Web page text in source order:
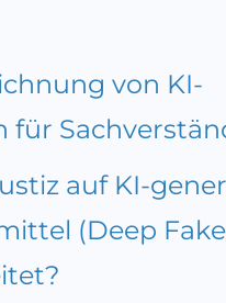
von KI-
für
auf KI-
(Deep